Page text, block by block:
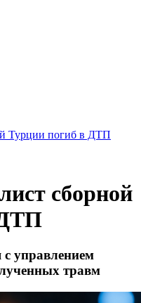
Турции погиб в ДТП
сборной
управлением
травм